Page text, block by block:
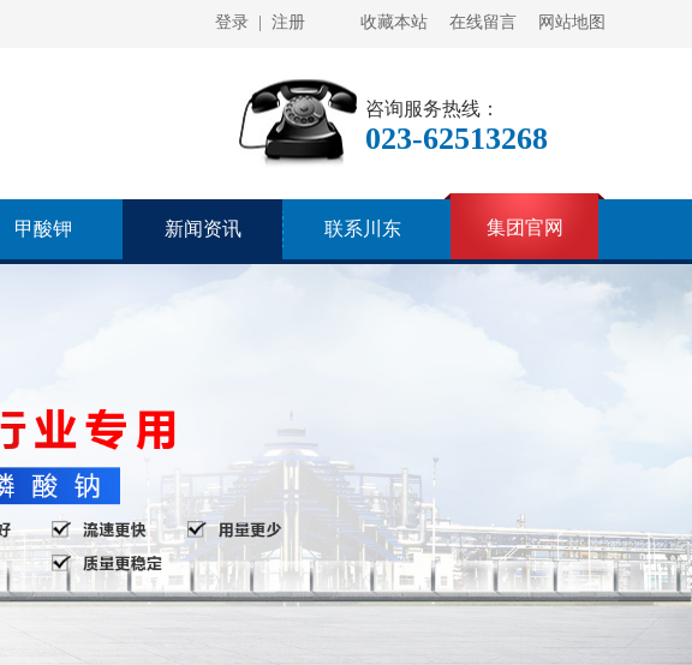
登录 注册 收藏本站 在线留言 网站地图
咨询服务热线：
023-62513268
甲酸钾 新闻资讯 联系川东 集团官网